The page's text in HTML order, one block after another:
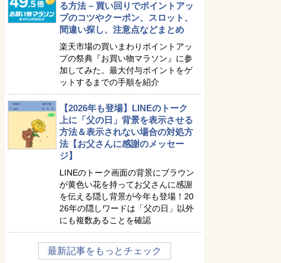
る方法 – 買い回りでポイントアッ
プのコツやクーポン、スロット、
間違い探し、注意点などまとめ
楽天市場の買いまわりポイントアッ
プの祭典『お買い物マラソン』に参
加してみた。最大付与ポイントをゲ
ットするまでの手順を紹介
【2026年も登場】LINEのトーク
上に「父の日」背景を表示させる
方法＆表示されない場合の対処方
法【お父さんに感謝のメッセー
ジ】
LINEのトーク画面の背景にブラウン
が黄色い花を持ってお父さんに感謝
を伝える隠し背景が今年も登場！20
26年の隠しワードは「父の日」以外
にも複数あることを確認
最新記事をもっとチェック